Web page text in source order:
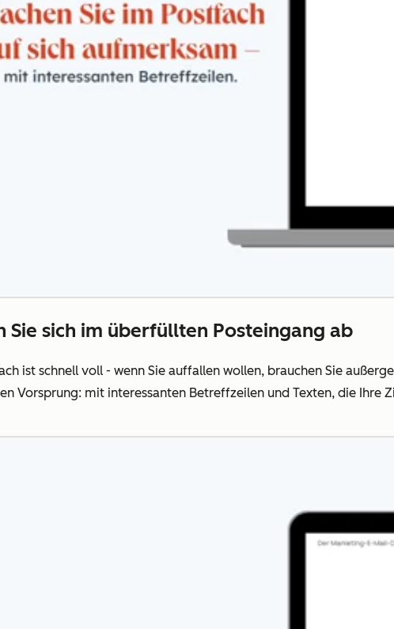
Sie sich im überfüllten Posteingang ab
ist schnell voll - wenn Sie auffallen wollen, brauchen Sie
Vorsprung: mit interessanten Betreffzeilen und Texten, die Ihre